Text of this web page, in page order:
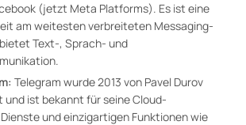
(jetzt Meta Platforms). Es ist eine
am weitesten verbreiteten Messaging-
Text-, Sprach- und
Telegram wurde 2013 von Pavel Durov
und ist bekannt für seine Cloud-
und einzigartigen Funktionen wie